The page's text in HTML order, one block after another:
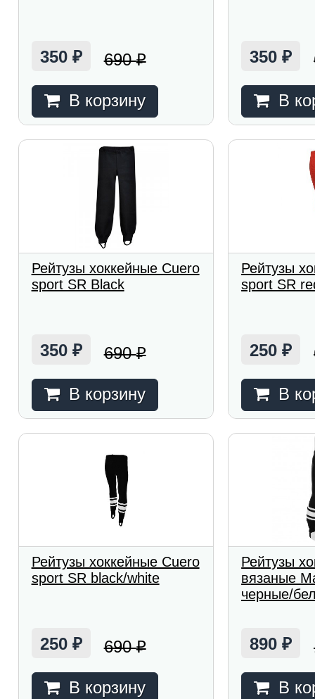
350 ₽ 690₽
В корзину
350₽
В
Рейтузы хоккейные Cuero
sport SR Black
350 ₽ 690₽
В корзину
Рейтузы
sport SR
250₽
В
Рейтузы хоккейные Cuero
sport SR black/white
250 ₽ 690₽
В корзину
Рейтузы
вязаные
черные/
890₽
В